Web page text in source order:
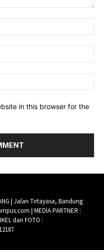
in this browser for the
| Jalan Tirtayasa, Bandung
| MEDIA PARTNER :
dan FOTO :